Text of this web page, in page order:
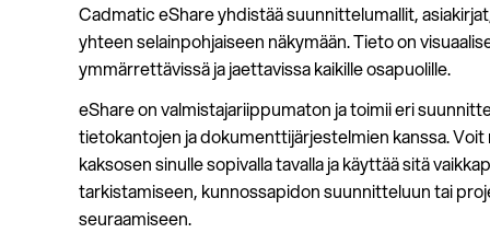
Cadmatic eShare yhdistää suunnittelumallit,
yhteen selainpohjaiseen näkymään. Tieto on
ymmärrettävissä ja jaettavissa kaikille osapuolille.
eShare on valmistajariippumaton ja toimii eri
tietokantojen ja dokumenttijärjestelmien kanssa.
kaksosen sinulle sopivalla tavalla ja käyttää sitä
tarkistamiseen, kunnossapidon suunnitteluun tai
seuraamiseen.